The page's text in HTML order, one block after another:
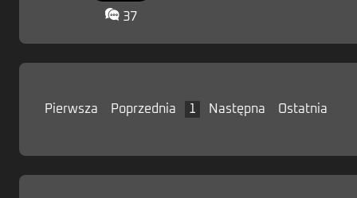
37
Pierwsza Poprzednia 1 Następna Ostatnia